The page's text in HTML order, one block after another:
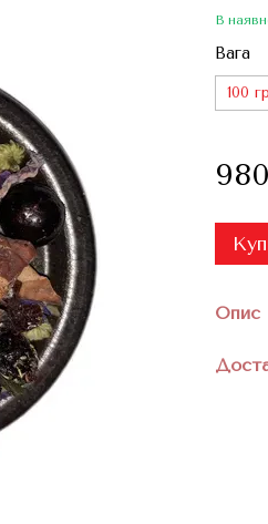
В
Вага
100
Опис